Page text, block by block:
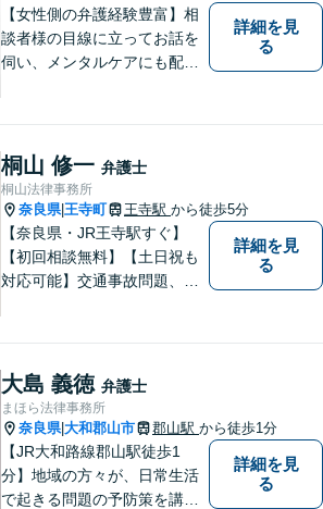
【女性側の弁護経験豊富】相
談者様の目線に立ってお話を
伺い、メンタルケアにも配慮
策をご提案【LINE利用可】
【平日夜間、土日祝日、応相
談】
詳細を見
る
桐山 修一 弁護士
桐山法律事務所
奈良県|王寺町 王寺駅 から徒歩5分
【奈良県・JR王寺駅すぐ】
【初回相談無料】【土日祝も
対応可能】交通事故問題、遺
提供しています。
詳細を見
る
大島 義徳 弁護士
まほら法律事務所
奈良県|大和郡山市 郡山駅 から徒歩1分
【JR大和路線郡山駅徒歩1
分】地域の方々が、日常生活
で起きる問題の予防策を講じ
詳細を見
る